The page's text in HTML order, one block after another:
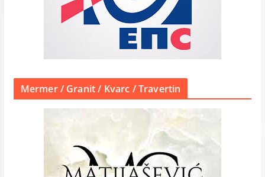
Mermer / Granit / Kvarc / Travertin